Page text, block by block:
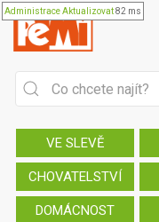
AdministraceAktualizovat82 ms
VE SLEVĚ
CHOVATELSTVÍ
DOMÁCNOST